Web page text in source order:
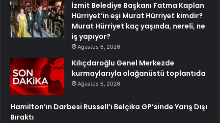
İzmit Belediye Başkanı Fatma Kaplan
Hürriyet’in eşi Murat Hürriyet kimdir?
Murat Hürriyet kaç yaşında, nereli, ne
iş yapıyor?
Ağustos 6, 2026
Kılıçdaroğlu Genel Merkezde
kurmaylarıyla olağanüstü toplantıda
Ağustos 6, 2026
Hamilton’ın Darbesi Russell’ı Belçika GP’sinde Yarış Dışı
Bıraktı